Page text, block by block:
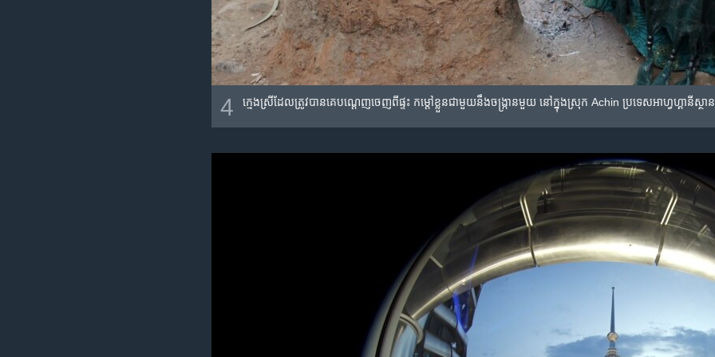
4 ក្មេងស្រី​ដែល​ត្រូវ​បាន​គេ​បណ្តេញ​ចេញ​ពី​ផ្ទះ​ កម្តៅ​ខ្លួន​ជាមួយ​នឹង​ចង្រ្កាន​មួយ នៅ​ក្នុង​ស្រុក Achin ប្រទេស​អាហ្វហ្គានីស្ថា